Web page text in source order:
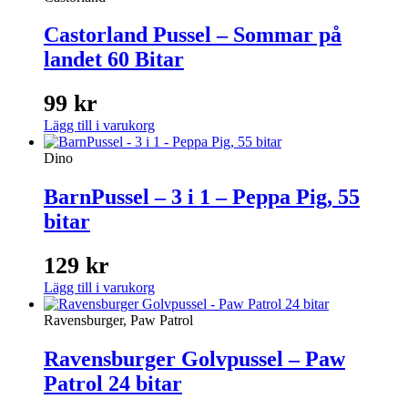
Castorland Pussel – Sommar på
landet 60 Bitar
99 kr
Lägg till i varukorg
Dino
BarnPussel – 3 i 1 – Peppa Pig, 55
bitar
129 kr
Lägg till i varukorg
Ravensburger, Paw Patrol
Ravensburger Golvpussel – Paw
Patrol 24 bitar